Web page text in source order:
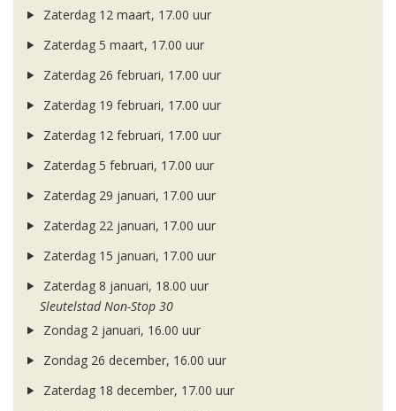
Zaterdag 12 maart, 17.00 uur
Zaterdag 5 maart, 17.00 uur
Zaterdag 26 februari, 17.00 uur
Zaterdag 19 februari, 17.00 uur
Zaterdag 12 februari, 17.00 uur
Zaterdag 5 februari, 17.00 uur
Zaterdag 29 januari, 17.00 uur
Zaterdag 22 januari, 17.00 uur
Zaterdag 15 januari, 17.00 uur
Zaterdag 8 januari, 18.00 uur
Sleutelstad Non-Stop 30
Zondag 2 januari, 16.00 uur
Zondag 26 december, 16.00 uur
Zaterdag 18 december, 17.00 uur